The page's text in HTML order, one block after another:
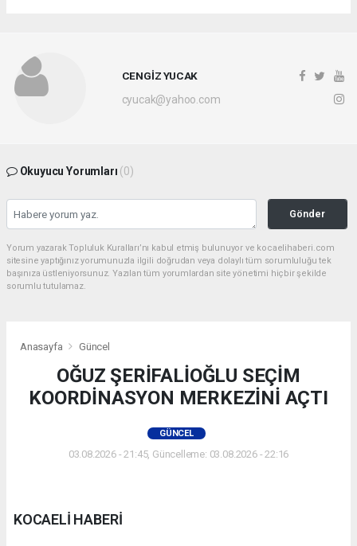
CENGİZ YUCAK
cyucak@yahoo.com
Okuyucu Yorumları (0)
Gönder
Yorum yazarak Topluluk Kuralları’nı kabul etmiş bulunuyor ve kocaelihaberi.com
sitesine yaptığınız yorumunuzla ilgili doğrudan veya dolaylı tüm sorumluluğu tek
başınıza üstleniyorsunuz. Yazılan tüm yorumlardan site yönetimi hiçbir şekilde
sorumlu tutulamaz.
Anasayfa Güncel
OĞUZ ŞERİFALİOĞLU SEÇİM
KOORDİNASYON MERKEZİNİ AÇTI
GÜNCEL
03.08.2026 - 21:45, Güncelleme: 03.08.2026 - 22:16
KOCAELİ HABERİ